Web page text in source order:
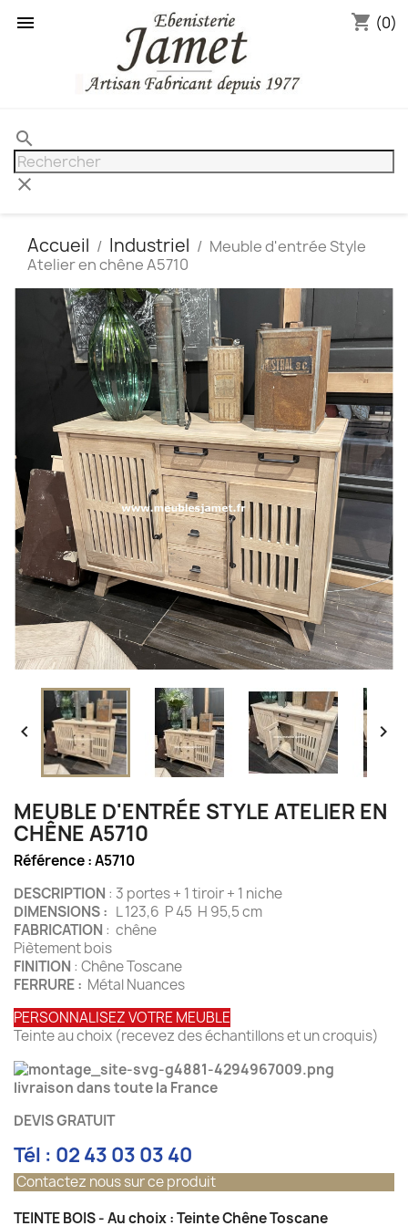
 shopping_cart (0)
search
clear
Accueil Industriel
Meuble d'entrée Style
Atelier en chêne A5710
 
MEUBLE D'ENTRÉE STYLE ATELIER EN
CHÊNE A5710
Référence :A5710
DESCRIPTION : 3 portes + 1 tiroir + 1 niche
DIMENSIONS : L 123,6 P 45 H 95,5 cm
FABRICATION : chêne
Piètement bois
FINITION : Chêne Toscane
FERRURE : Métal Nuances
PERSONNALISEZ VOTRE MEUBLE
Teinte au choix (recevez des échantillons et un croquis)
livraison dans toute la France
DEVIS GRATUIT
Tél : 02 43 03 03 40
Contactez nous sur ce produit
TEINTE BOIS - Au choix : Teinte Chêne Toscane